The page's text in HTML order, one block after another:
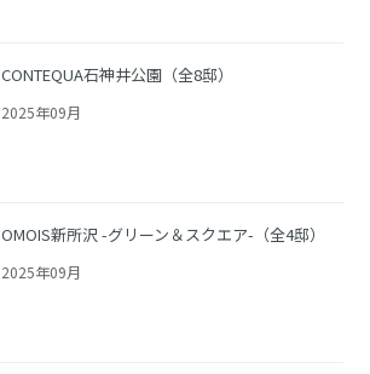
CONTEQUA石神井公園（全8邸）
2025年09月
OMOIS新所沢 -グリーン＆スクエア-（全4邸）
2025年09月